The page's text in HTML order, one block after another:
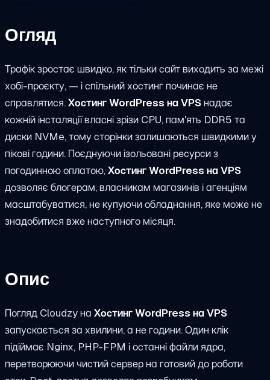
Огляд
Трафік зростає швидко, як тільки сайт виходить за межі
хобі-проєкту, — і спільний хостинг починає не
справлятися.Хостинг WordPress на VPSнадає
кожній інсталяції власні зрізи CPU, пам'ять DDR5 та
диски NVMe, тому сторінки залишаються швидкими у
пікові години. Поєднуючи ізольовані ресурси з
погодинною оплатою,Хостинг WordPress на VPS
дозволяє блогерам, власникам магазинів і агенціям
масштабуватися, не купуючи обладнання, яке може не
знадобитися вже наступного місяця.
Опис
Погляд Cloudzy на Хостинг WordPress на VPS
запускається за хвилини, а не години. Один клік
підіймає Nginx, PHP-FPM і останні файли ядра,
перетворюючи чистий сервер на готовий до роботи